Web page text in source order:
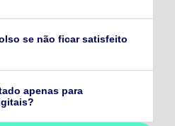
se não ficar satisfeito
apenas para